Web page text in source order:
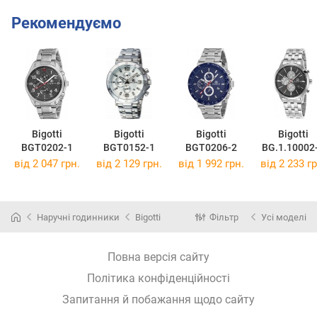
Рекомендуємо
Bigotti
BGT0202-1
Bigotti
BGT0152-1
Bigotti
BGT0206-2
Bigotti
від 2 047 грн. від 2 129 грн. від 1 992 грн. від 2 233
Наручні годинники Bigotti Фільтр Усі моделі
Повна версія сайту
Політика конфіденційності
Запитання й побажання щодо сайту